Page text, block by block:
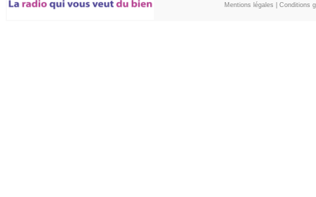
Mentions légales Conditions